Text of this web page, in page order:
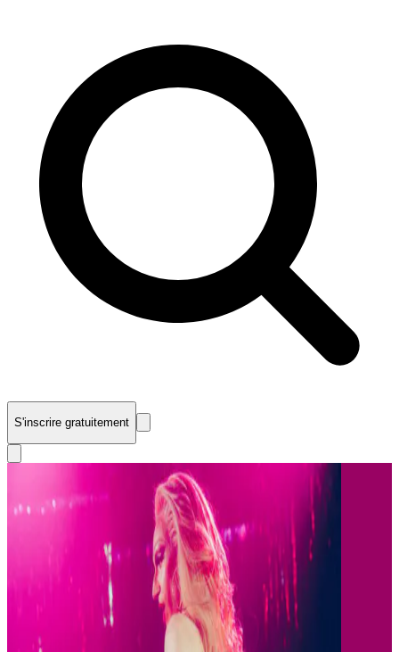
S'inscrire gratuitement